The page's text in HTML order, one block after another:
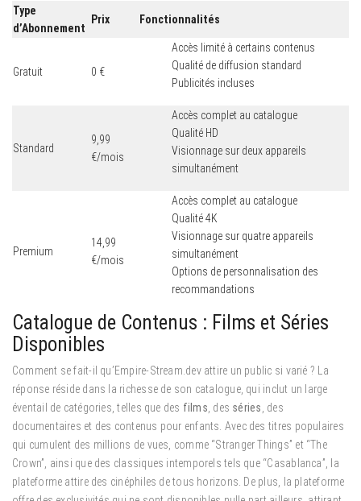
Type
d’Abonnement
Prix Fonctionnalités
Gratuit 0 €
Accès limité à certains contenus
Qualité de diffusion standard
Publicités incluses
Standard
9,99
€/mois
Accès complet au catalogue
Qualité HD
Visionnage sur deux appareils
simultanément
Premium
14,99
€/mois
Accès complet au catalogue
Qualité 4K
Visionnage sur quatre appareils
simultanément
Options de personnalisation des
recommandations
Catalogue de Contenus : Films et Séries
Disponibles
Comment se fait-il qu’Empire-Stream.dev attire un public si varié ? La
réponse réside dans la richesse de son catalogue, qui inclut un large
éventail de catégories, telles que des films , des séries , des
documentaires et des contenus pour enfants. Avec des titres populaires
qui cumulent des millions de vues, comme “Stranger Things” et “The
Crown”, ainsi que des classiques intemporels tels que “Casablanca”, la
plateforme attire des cinéphiles de tous horizons. De plus, la plateforme